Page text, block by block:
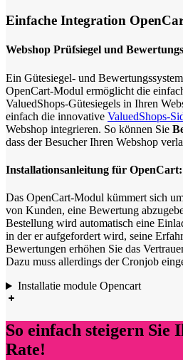
Einfache Integration
Webshop Prüfsiegel und
Ein Gütesiegel- und
OpenCart-Modul ermöglicht die
ValuedShops-Gütesiegels in Ihren
einfach die innovative ValuedShops-
Webshop integrieren. So können Sie
dass der Besucher Ihren Webshop
Installationsanleitung für OpenCart:
Das OpenCart-Modul kümmert sich
von Kunden, eine Bewertung
Bestellung wird automatisch eine
in der er aufgefordert wird, seine
Bewertungen erhöhen Sie das
Dazu muss allerdings der Cronjob
Installatie module Opencart
So einfach steigern Sie
Rate!